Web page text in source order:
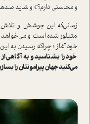
و محاسنی دارم؟» و شاید
زمانی‌که این جوشش و
متبلور شده ا‌ست و می‌خواهد
خود آغاز ؛ چرا‌که رسیدن به
خود را بشناسید و به آگاهی
می‌کنید جهان پیرامونتان را